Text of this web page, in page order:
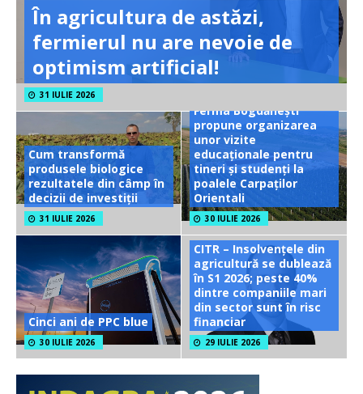
În agricultura de astăzi,
fermierul nu are nevoie de
optimism artificial!
31 IULIE 2026
Cum transformă
produsele biologice
rezultatele din câmp în
decizii de investiții
31 IULIE 2026
Ferma Bogdănești
propune organizarea
unor vizite
educaționale pentru
tineri și studenți la
poalele Carpaților
Orientali
30 IULIE 2026
Cinci ani de PPC blue
30 IULIE 2026
CITR – Insolvențele din
agricultură se dublează
în S1 2026; peste 40%
dintre companiile mari
din sector sunt în risc
financiar
29 IULIE 2026